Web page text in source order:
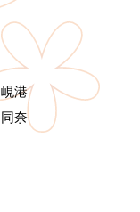
峴港
同奈